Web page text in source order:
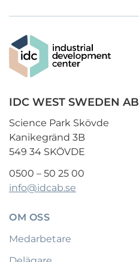
IDC WEST SWEDEN AB
Science Park Skövde
Kanikegränd 3B
549 34 SKÖVDE
0500 – 50 25 00
info@idcab.se
OM OSS
Medarbetare